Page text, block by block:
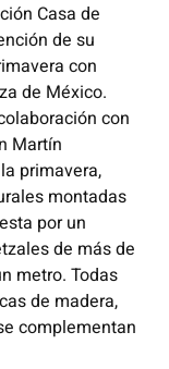
Casa de
de su
con
de México.
con
Martín
primavera,
montadas
por un
de más de
metro. Todas
de madera,
complementan